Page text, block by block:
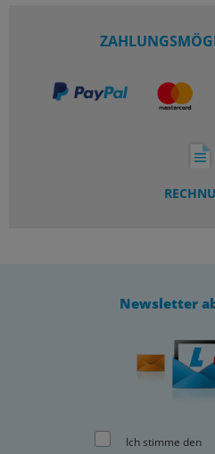
Newsletter
Ich stimme den